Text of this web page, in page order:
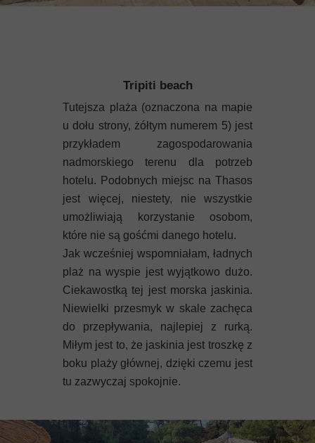
Tripiti beach
Tutejsza plaża (oznaczona na mapie
u dołu strony, żółtym numerem 5) jest
przykładem zagospodarowania
nadmorskiego terenu dla potrzeb
hotelu. Podobnych miejsc na Thasos
jest więcej, niestety, nie wszystkie
umożliwiają korzystanie osobom,
które nie są gośćmi danego hotelu.
Jak wcześniej wspomniałam, ładnych
plaż na wyspie jest wyjątkowo dużo.
Ciekawostką tej jest morska jaskinia.
Niewielki przesmyk w skale zachęca
do przepływania, najlepiej z rurką.
Miłym jest to, że jaskinia jest troszkę z
boku plaży głównej, dzięki czemu jest
tu zazwyczaj spokojnie.